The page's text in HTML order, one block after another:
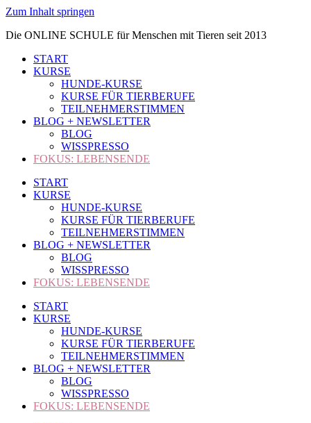
Zum Inhalt springen
Die ONLINE SCHULE für Menschen mit Tieren seit 2013
START
KURSE
HUNDE-KURSE
KURSE FÜR TIERBERUFE
TEILNEHMERSTIMMEN
BLOG + NEWSLETTER
BLOG
WISSPRESSO
FOKUS: LEBENSENDE
START
KURSE
HUNDE-KURSE
KURSE FÜR TIERBERUFE
TEILNEHMERSTIMMEN
BLOG + NEWSLETTER
BLOG
WISSPRESSO
FOKUS: LEBENSENDE
START
KURSE
HUNDE-KURSE
KURSE FÜR TIERBERUFE
TEILNEHMERSTIMMEN
BLOG + NEWSLETTER
BLOG
WISSPRESSO
FOKUS: LEBENSENDE